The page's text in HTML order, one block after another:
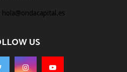
hola@ondacapital.es
US